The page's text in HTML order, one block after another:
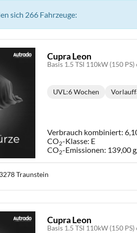
sich 266 Fahrzeuge:
Cupra Leon
Basis 1.5 TSI 110kW (150
UVL:6 Wochen
Verbrauch kombiniert:
CO2-Klasse: E
CO2-Emissionen: 139,00
Traunstein
Cupra Leon
Basis 1.5 TSI 110kW (150